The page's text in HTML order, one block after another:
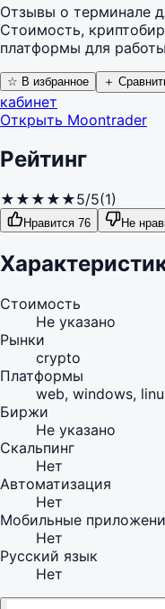
Отзывы о терминале
Стоимость,
платформы для
☆ В избранное ＋
кабинет
Открыть Moontrader
Рейтинг
★ ★ ★ ★ ★5/5(1)
Нравится 76 Не
Стоимость
Не указано
Рынки
crypto
Платформы
web, windows,
Биржи
Не указано
Скальпинг
Нет
Автоматизация
Нет
Мобильные
Нет
Русский язык
Нет